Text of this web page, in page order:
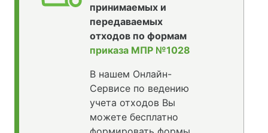
принимаемых и
передаваемых
отходов по формам
приказа МПР №1028
В нашем Онлайн-
Сервисе по ведению
учета отходов Вы
можете бесплатно